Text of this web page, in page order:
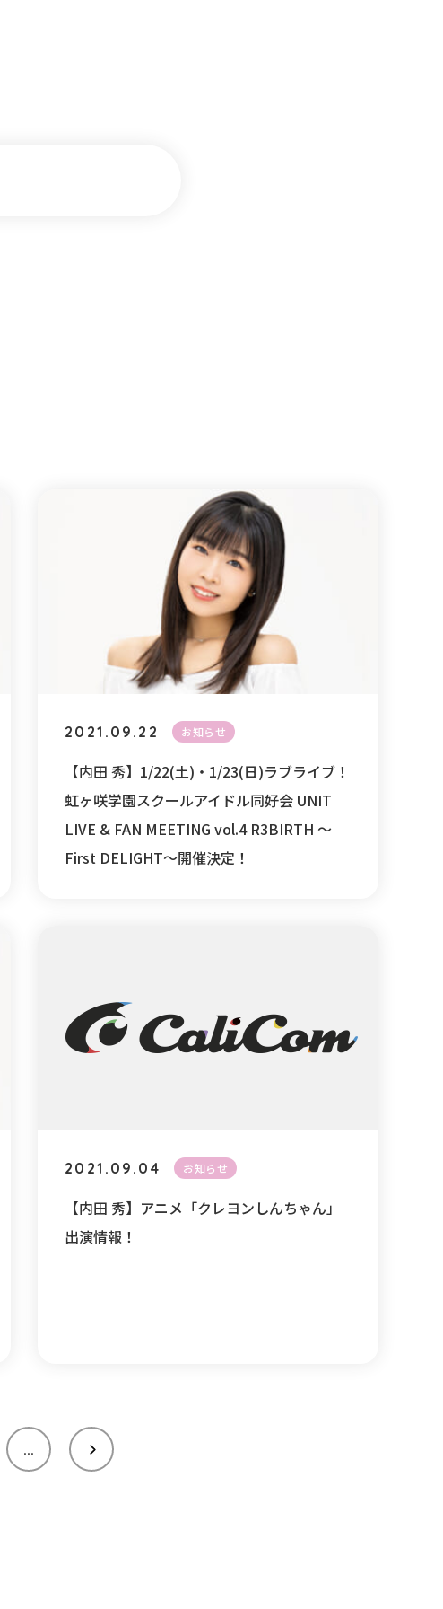
2021.09.22 お知らせ
【内田 秀】1/22(土)・1/23(日)ラブライブ！
虹ヶ咲学園スクールアイドル同好会 UNIT
LIVE & FAN MEETING vol.4 R3BIRTH 〜
First DELIGHT〜開催決定！
2021.09.04 お知らせ
【内田 秀】アニメ「クレヨンしんちゃん」
出演情報！
...